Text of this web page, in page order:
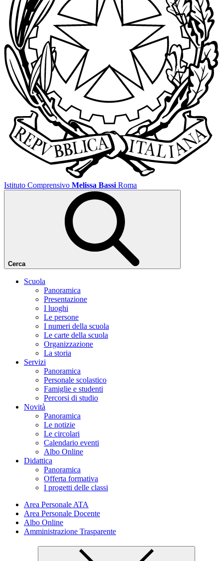
Istituto Comprensivo Melissa Bassi Roma
Cerca
Scuola
Panoramica
Presentazione
I luoghi
Le persone
I numeri della scuola
Le carte della scuola
Organizzazione
La storia
Servizi
Panoramica
Personale scolastico
Famiglie e studenti
Percorsi di studio
Novità
Panoramica
Le notizie
Le circolari
Calendario eventi
Albo Online
Didattica
Panoramica
Offerta formativa
I progetti delle classi
Area Personale ATA
Area Personale Docente
Albo Online
Amministrazione Trasparente